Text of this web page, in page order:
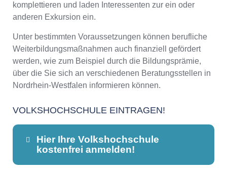
komplettieren und laden Interessenten zur ein oder
anderen Exkursion ein.
Unter bestimmten Voraussetzungen können berufliche
Weiterbildungsmaßnahmen auch finanziell gefördert
werden, wie zum Beispiel durch die Bildungsprämie,
über die Sie sich an verschiedenen Beratungsstellen in
Nordrhein-Westfalen informieren können.
VOLKSHOCHSCHULE EINTRAGEN!
Hier Ihre Volkshochschule
kostenfrei anmelden!